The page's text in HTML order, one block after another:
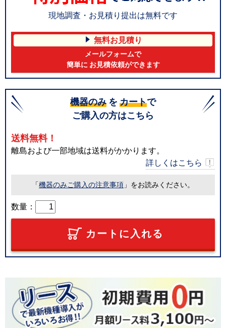
現地調査・お見積り提出は無料です
無料お見積り
メールフォームで
簡単に お見積依頼ができます
機器のみ を カートで
ご購入の方はこちら
送料無料！
離島および一部地域は送料がかかります。
詳しくはこちら
「機器のみご購入の注意事項 」をお読みください。
数量：
カートに入れる